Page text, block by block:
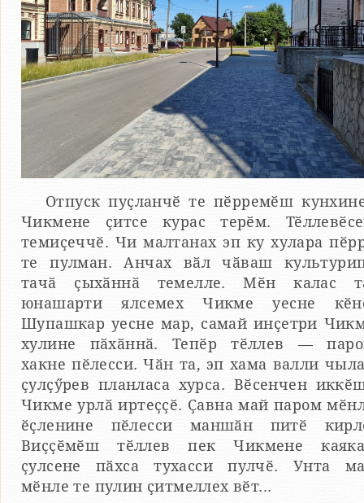
Отпуск пуҫланчӗ те пӗрремӗш
Чикмене ҫитсе курас терӗм.
темиҫеччӗ. Чи малтанах эп ку хулара
те пулман. Анчах вӑл чӑваш
тачӑ ҫыхӑннӑ темелле. Мӗн калас
юнашарти ялсемех Чикме уесне
Шупашкар уесне мар, самай инҫетри
хулине пӑхӑннӑ. Тепӗр тӗллев —
хакне пӗлесси. Чӑн та, эп хама валли
ҫулҫӳрев планласа хурса. Вӗсенчен
Чикме урлӑ иртеҫҫӗ. Ҫавна май паром
ӗҫленине пӗлесси маншӑн питӗ
Виҫҫӗмӗш тӗллев пек Чикмене
ҫулсене пӑхса тухасси пулчӗ. Унта
мӗнле те пулин ҫитмеллех вӗт...